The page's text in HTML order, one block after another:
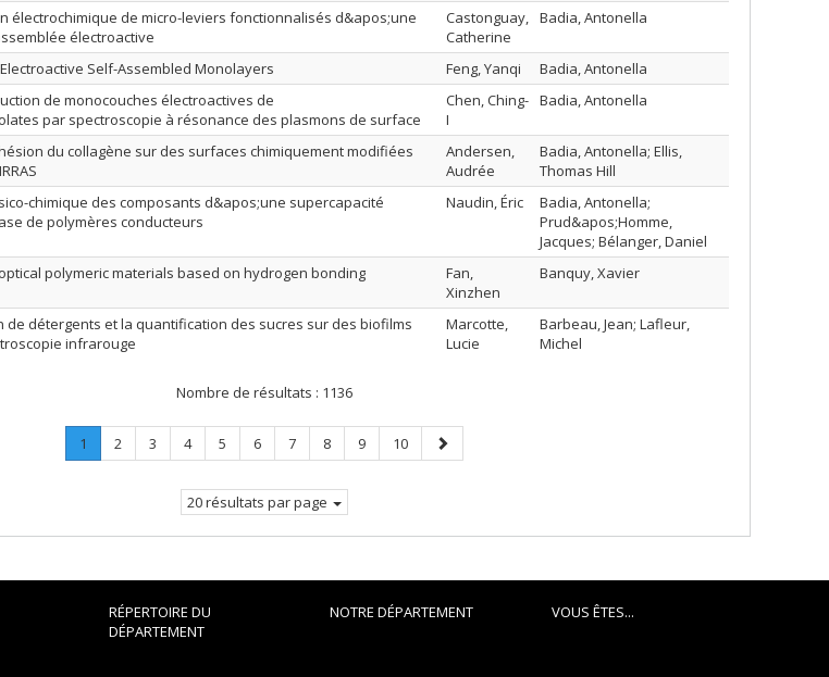
électrochimique de micro-leviers fonctionnalisés d&apos;une
électroactive
Castonguay,
Catherine
Badia, Antonella
Self-Assembled Monolayers Feng, Yanqi
Badia, Antonella
de monocouches électroactives de
par spectroscopie à résonance des plasmons de surface
Chen, Ching-
I
Badia, Antonella
du collagène sur des surfaces chimiquement modifiées
Andersen,
Audrée
Badia, Antonella; Ellis,
Thomas Hill
chimique des composants d&apos;une supercapacité
de polymères conducteurs
Naudin, Éric
Badia, Antonella;
Prud&apos;Homme,
Jacques; Bélanger, Daniel
polymeric materials based on hydrogen bonding
Fan,
Xinzhen
Banquy, Xavier
de détergents et la quantification des sucres sur des biofilms
infrarouge
Marcotte,
Lucie
Barbeau, Jean; Lafleur,
Michel
Nombre de résultats : 1136
Page
1
Page
Page
2 Page
3 Page
4 Page
5 Page
6 Page
7 Page
8 Page
9 Page
10
Page
suivante
20 résultats par page
RÉPERTOIRE DU
DÉPARTEMENT
NOTRE DÉPARTEMENT VOUS ÊTES...